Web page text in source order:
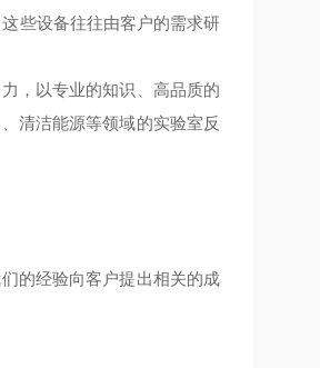
些设备往往由客户的需求研
，以专业的知识、高品质的
清洁能源等领域的实验室反
的经验向客户提出相关的成